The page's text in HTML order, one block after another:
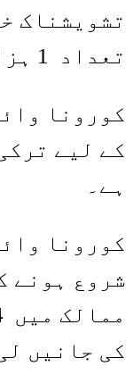
تشویشناک
تعداد 1 ہزار 5 سو 92ہو چکی ہے۔
کورونا
کے لیے
ہے۔
کورونا
کی جانیں